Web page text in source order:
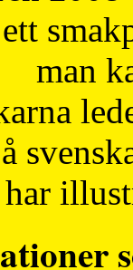
man
har